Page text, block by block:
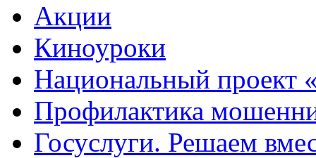
Акции
Киноуроки
Национальный проект
Профилактика
Госуслуги. Решаем